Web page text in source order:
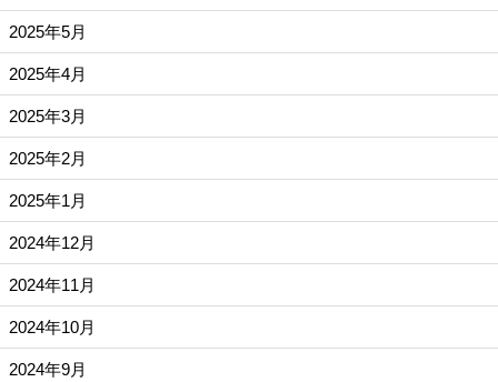
2025年5月
2025年4月
2025年3月
2025年2月
2025年1月
2024年12月
2024年11月
2024年10月
2024年9月